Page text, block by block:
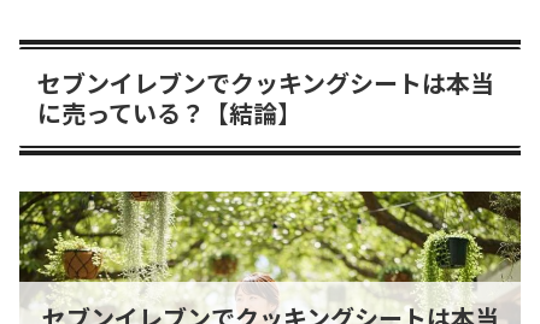
セブンイレブンでクッキングシートは本当
に売っている？【結論】